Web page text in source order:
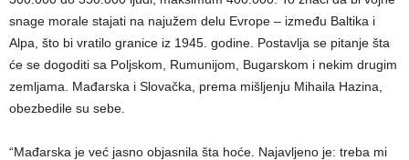
snage morale stajati na najužem delu Evrope – između Baltika i
Alpa, što bi vratilo granice iz 1945. godine. Postavlja se pitanje šta
će se dogoditi sa Poljskom, Rumunijom, Bugarskom i nekim drugim
zemljama. Mađarska i Slovačka, prema mišljenju Mihaila Hazina,
obezbedile su sebe.
“Mađarska je već jasno objasnila šta hoće. Najavljeno je: treba mi